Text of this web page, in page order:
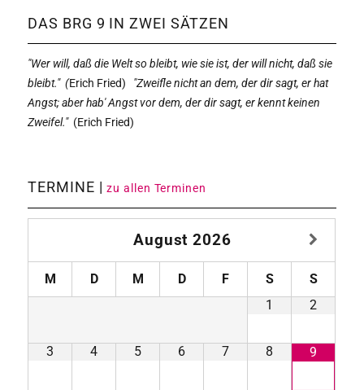
DAS BRG 9 IN ZWEI SÄTZEN
"Wer will, daß die Welt so bleibt, wie sie ist, der will nicht, daß sie
bleibt." (Erich Fried)
"Zweifle nicht an dem, der dir sagt, er hat
Angst; aber hab' Angst vor dem, der dir sagt, er kennt keinen
Zweifel."(Erich Fried)
TERMINE |zu allen Terminen
August 2026
M D M D F S
S
1
2
3 4 5 6 7 8 9